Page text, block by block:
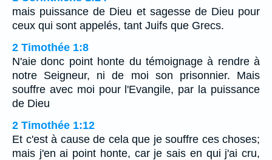
mais puissance de Dieu et sagesse de Dieu pour
ceux qui sont appelés, tant Juifs que Grecs.
2 Timothée 1:8
N'aie donc point honte du témoignage à rendre à
notre Seigneur, ni de moi son prisonnier. Mais
souffre avec moi pour l'Evangile, par la puissance
de Dieu
2 Timothée 1:12
Et c'est à cause de cela que je souffre ces choses;
mais j'en ai point honte, car je sais en qui j'ai cru,